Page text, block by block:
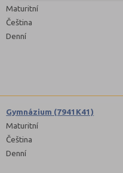
Maturitní
Čeština
Denní
Gymnázium (7941K41)
Maturitní
Čeština
Denní